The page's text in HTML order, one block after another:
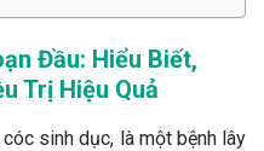
Đầu: Hiểu Biết,
Trị Hiệu Quả
sinh dục, là một bệnh lây